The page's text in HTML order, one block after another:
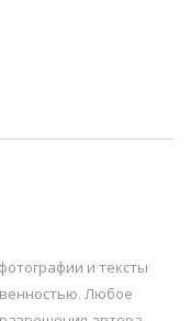
и тексты
Любое